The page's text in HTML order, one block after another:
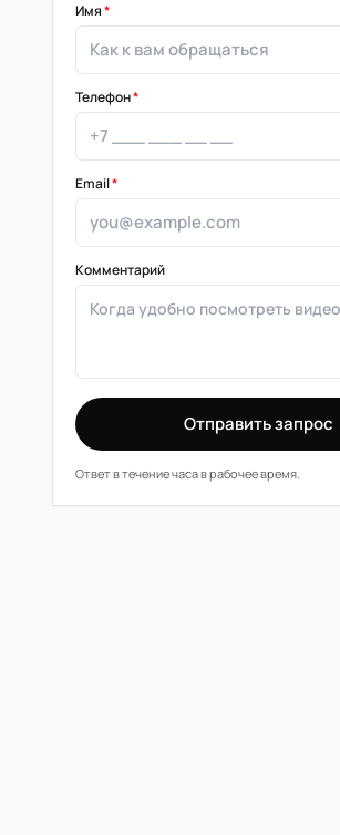
Имя*
Телефон*
Email*
Комментарий
Отправить запрос
Ответ в течение часа в рабочее время.